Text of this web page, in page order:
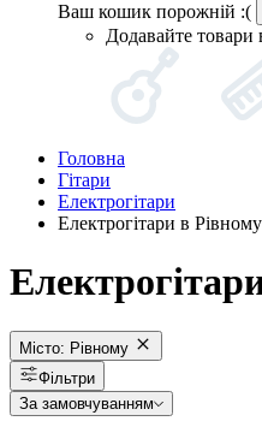
Ваш кошик порожній :(
Додавайте
Головна
Гітари
Електрогітари
Електрогітари в Рівному
Місто: Рівному
Фільтри
За замовчуванням